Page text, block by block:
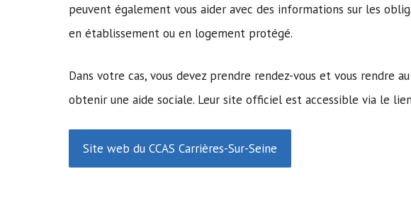
peuvent également vous aider avec des informations sur les
en établissement ou en logement protégé.
Dans votre cas, vous devez prendre rendez-vous et vous rendre au
obtenir une aide sociale. Leur site officiel est accessible via le
Site web du CCAS Carrières-Sur-Seine